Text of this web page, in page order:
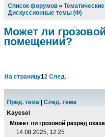
Список форумов »
Дискуссионные темы (Ф)
Может ли
помещении?
На страницу12 След.
Пред. тема
След. тема
Kayesel
Может ли грозовой разряд
14.08.2025, 12:25